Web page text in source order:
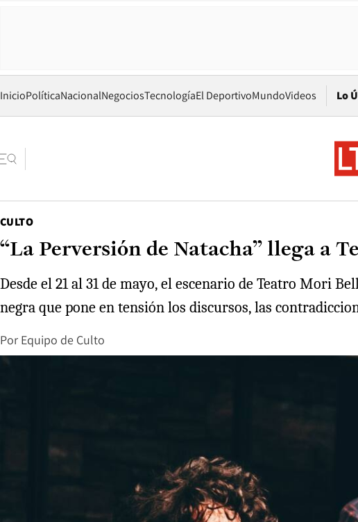
InicioPolíticaNacionalNegociosTecnologíaEl DeportivoMundoVideos Lo
CULTO
“La Perversión de Natacha” llega a
Desde el 21 al 31 de mayo, el escenario de Teatro Mori
negra que pone en tensión los discursos, las
Por Equipo de Culto